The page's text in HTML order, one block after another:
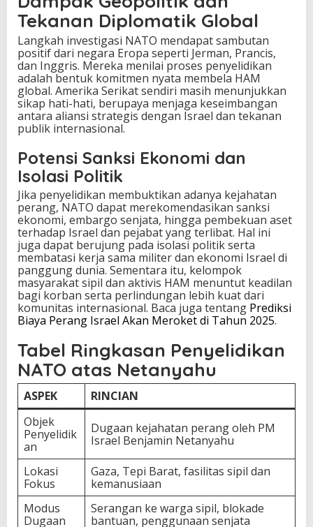
Tekanan Diplomatik Global
Langkah investigasi NATO mendapat sambutan
positif dari negara Eropa seperti Jerman, Prancis,
dan Inggris. Mereka menilai proses penyelidikan
adalah bentuk komitmen nyata membela HAM
global. Amerika Serikat sendiri masih menunjukkan
sikap hati-hati, berupaya menjaga keseimbangan
antara aliansi strategis dengan Israel dan tekanan
publik internasional.
Potensi Sanksi Ekonomi dan
Isolasi Politik
Jika penyelidikan membuktikan adanya kejahatan
perang, NATO dapat merekomendasikan sanksi
ekonomi, embargo senjata, hingga pembekuan aset
terhadap Israel dan pejabat yang terlibat. Hal ini
juga dapat berujung pada isolasi politik serta
membatasi kerja sama militer dan ekonomi Israel di
panggung dunia. Sementara itu, kelompok
masyarakat sipil dan aktivis HAM menuntut keadilan
bagi korban serta perlindungan lebih kuat dari
komunitas internasional. Baca juga tentang Prediksi
Biaya Perang Israel Akan Meroket di Tahun 2025.
Tabel Ringkasan Penyelidikan
NATO atas Netanyahu
ASPEK
RINCIAN
Objek
Penyelidik
an
Dugaan kejahatan perang oleh PM
Israel Benjamin Netanyahu
Lokasi
Fokus
Gaza, Tepi Barat, fasilitas sipil dan
kemanusiaan
Modus
Dugaan
Serangan ke warga sipil, blokade
bantuan, penggunaan senjata